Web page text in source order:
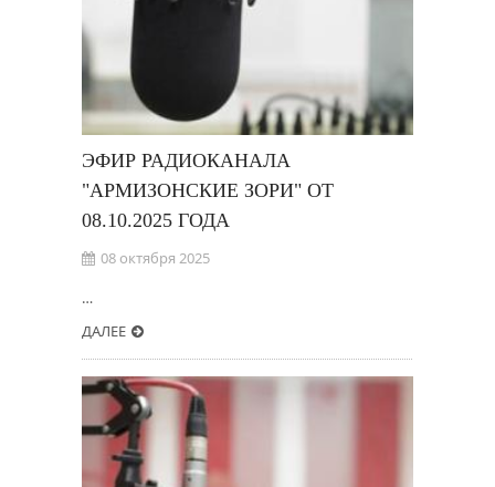
ЭФИР РАДИОКАНАЛА
"АРМИЗОНСКИЕ ЗОРИ" ОТ
08.10.2025 ГОДА
08 октября 2025
…
ДАЛЕЕ